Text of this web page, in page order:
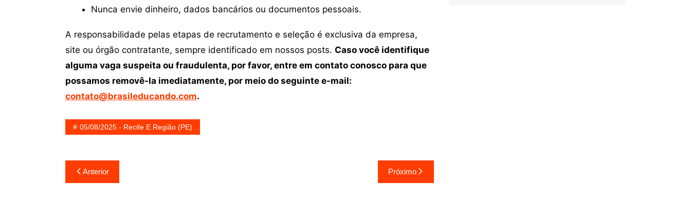
Nunca envie dinheiro, dados bancários ou documentos pessoais.
A responsabilidade pelas etapas de recrutamento e seleção é exclusiva da empresa,
site ou órgão contratante, sempre identificado em nossos posts. Caso você identifique
alguma vaga suspeita ou fraudulenta, por favor, entre em contato conosco para que
possamos removê-la imediatamente, por meio do seguinte e-mail:
contato@brasileducando.com.
05/08/2025 - Recife E Região (PE)
Navegação
de
Anterior Próximo